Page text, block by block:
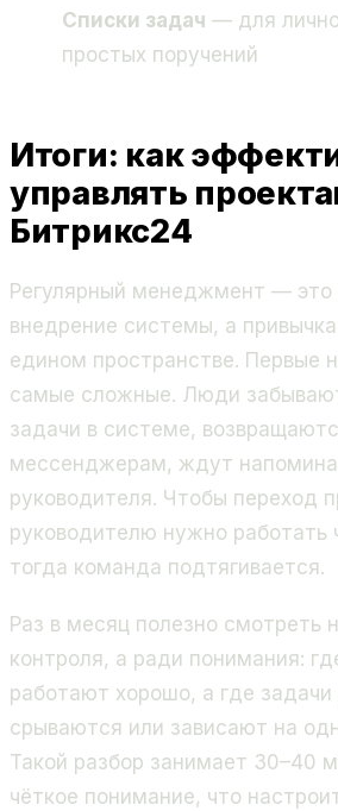
Списки задач — для
простых поручений
Итоги: как
управлять
Битрикс24
Регулярный менеджмент — это
внедрение системы, а
едином пространстве. Первые
самые сложные. Люди
задачи в системе,
мессенджерам, ждут
руководителя. Чтобы переход
руководителю нужно
тогда команда подтягивается.
Раз в месяц полезно смотреть
контроля, а ради понимания:
работают хорошо, а где задачи
срываются или зависают на
Такой разбор занимает 30–40
чёткое понимание, что